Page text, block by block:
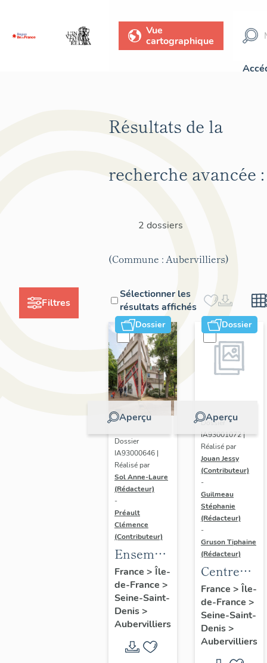
Vue
cartographique
Filtres
Résultats de la
recherche avancée :
2 dossiers
(Commune : Aubervilliers)
Sélectionner les
résultats affichés
Dossier
Aperçu
Dossier
IA93000646 |
Réalisé par
Sol Anne-Laure
(Rédacteur)
-
Préault
Clémence
(Contributeur)
Ensemble
de
logements
comprenant
des
ateliers
d'artistes,
France > Île-
de-France >
Seine-Saint-
Denis>
Aubervilliers
Dossier
Aperçu
Dossier
IA93001072 |
Réalisé par
Jouan Jessy
(Contributeur)
-
Guilmeau
Stéphanie
(Rédacteur)
-
Gruson Tiphaine
(Rédacteur)
Centre
nautique
Marlène
Peratou
France > Île-
de-France >
Seine-Saint-
Denis>
Aubervilliers